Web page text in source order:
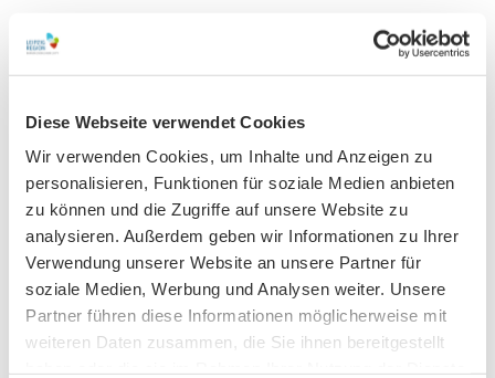
Diese Webseite verwendet Cookies
Wir verwenden Cookies, um Inhalte und Anzeigen zu
personalisieren, Funktionen für soziale Medien anbieten
zu können und die Zugriffe auf unsere Website zu
analysieren. Außerdem geben wir Informationen zu Ihrer
Verwendung unserer Website an unsere Partner für
soziale Medien, Werbung und Analysen weiter. Unsere
Partner führen diese Informationen möglicherweise mit
weiteren Daten zusammen, die Sie ihnen bereitgestellt
Instagram
Leipzig Tourismus und Marketing GmbH
Lizenz (Stammdaten)
Leipzig Tourismus und Marketing GmbH